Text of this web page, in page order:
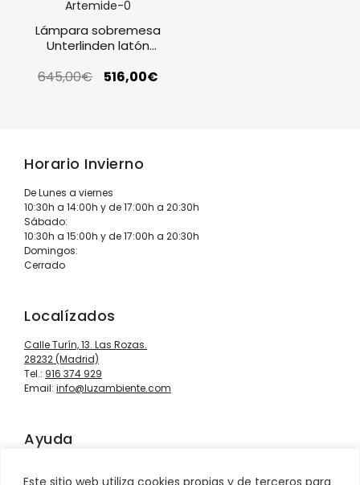
Este sitio web utiliza cookies propias y de terceros para
Lámpara sobremesa
Unterlinden latón
645,00€ 516,00€
Horario Invierno
De Lunes a viernes
10:30h a 14:00h y de 17:00h a 20:30h
Sábado:
10:30h a 15:00h y de 17:00h a 20:30h
Domingos:
Cerrado
Localízados
Calle Turín, 13. Las Rozas.
28232 (Madrid)
Tel.: 916 374 929
Email: info@luzambiente.com
Ayuda